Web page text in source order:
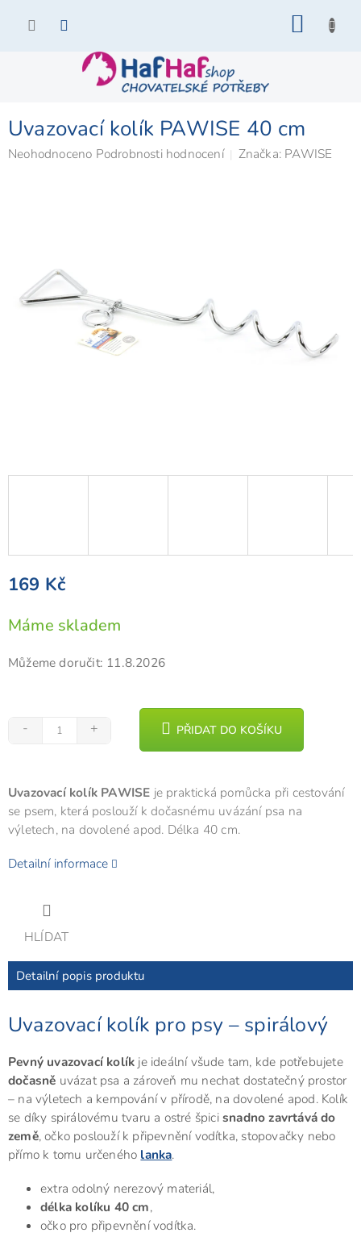
Uvazovací kolík PAWISE 40 cm
Průměrné
hvězdiček.
Neohodnoceno Podrobnosti hodnocení Značka: PAWISE
169 Kč
Měrná
cena:
Máme skladem
Můžeme doručit: 11.8.2026
PŘIDAT DO KOŠÍKU
Uvazovací kolík PAWISE je praktická pomůcka při cestování
se psem, která poslouží k dočasnému uvázání psa na
výletech, na dovolené apod. Délka 40 cm.
Detailní informace
HLÍDAT
Detailní popis produktu
Uvazovací kolík pro psy – spirálový
Pevný uvazovací kolík je ideální všude tam, kde potřebujete
dočasně uvázat psa a zároveň mu nechat dostatečný prostor
– na výletech a kempování v přírodě, na dovolené apod. Kolík
se díky spirálovému tvaru a ostré špicisnadno zavrtává do
země, očko poslouží k připevnění vodítka, stopovačky nebo
přímo k tomu určeného lanka.
extra odolný nerezový materiál,
délka kolíku 40 cm,
očko pro připevnění vodítka.